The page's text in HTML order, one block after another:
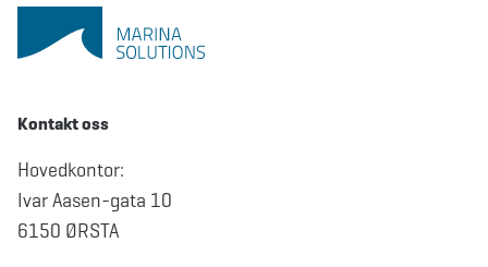
Kontakt oss
Hovedkontor:
Ivar Aasen-gata 10
6150 ØRSTA